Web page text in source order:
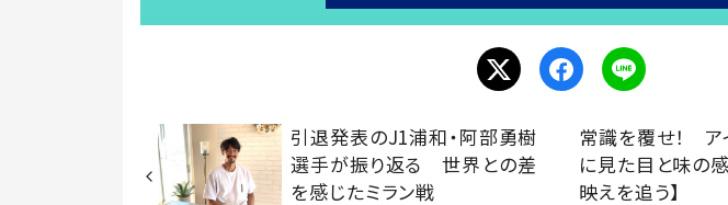
引退発表のJ1浦和・阿部勇樹
選手が振り返る 世界との差
を感じたミラン戦
常識を覆せ！ ア
に見た目と味の
映えを追う】